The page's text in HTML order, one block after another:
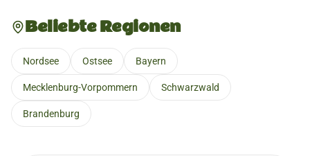
Beliebte Regionen
Nordsee Ostsee Bayern
Mecklenburg-Vorpommern Schwarzwald
Brandenburg